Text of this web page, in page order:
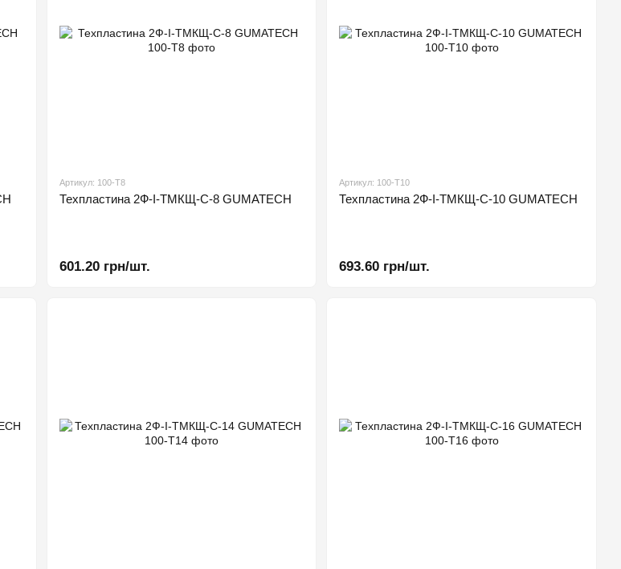
Артикул: 100-Т8
Техпластина 2Ф-І-ТМКЩ-С-8 GUMATECH
601.20 грн/шт.
Артикул: 100-Т10
Техпластина 2Ф-І-ТМКЩ-С-10 GUMATECH
693.60 грн/шт.